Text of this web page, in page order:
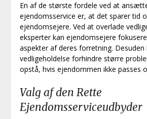
En af de største fordele ved at
ejendomsservice er, at det sparer tid
ejendomsejere. Ved at overlade
eksperter kan ejendomsejere
aspekter af deres forretning.
vedligeholdelse forhindre større
opstå, hvis ejendommen ikke passes
Valg af den Rette
Ejendomsserviceudbyder